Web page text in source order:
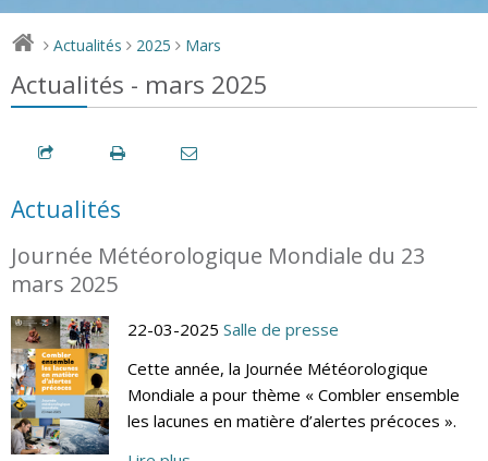
> Actualités > 2025 > Mars
Actualités - mars 2025
Actualités
Journée Météorologique Mondiale du 23
mars 2025
22-03-2025 Salle de presse
Cette année, la Journée Météorologique
Mondiale a pour thème « Combler ensemble
les lacunes en matière d’alertes précoces ».